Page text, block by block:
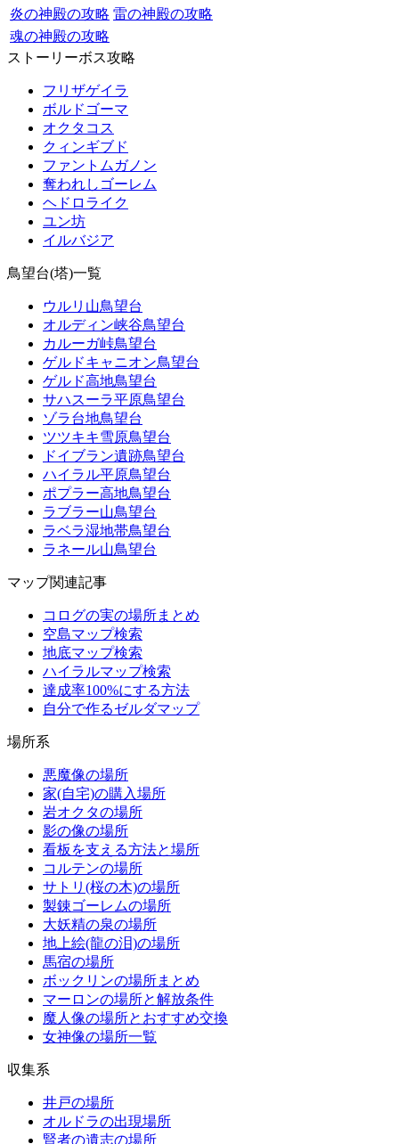
炎の神殿の攻略 雷の神殿の攻略
魂の神殿の攻略
ストーリーボス攻略
フリザゲイラ
ボルドゴーマ
オクタコス
クィンギブド
ファントムガノン
奪われしゴーレム
ヘドロライク
ユン坊
イルバジア
鳥望台(塔)一覧
ウルリ山鳥望台
オルディン峡谷鳥望台
カルーガ峠鳥望台
ゲルドキャニオン鳥望台
ゲルド高地鳥望台
サハスーラ平原鳥望台
ゾラ台地鳥望台
ツツキキ雪原鳥望台
ドイブラン遺跡鳥望台
ハイラル平原鳥望台
ポプラー高地鳥望台
ラブラー山鳥望台
ラベラ湿地帯鳥望台
ラネール山鳥望台
マップ関連記事
コログの実の場所まとめ
空島マップ検索
地底マップ検索
ハイラルマップ検索
達成率100%にする方法
自分で作るゼルダマップ
場所系
悪魔像の場所
家(自宅)の購入場所
岩オクタの場所
影の像の場所
看板を支える方法と場所
コルテンの場所
サトリ(桜の木)の場所
製錬ゴーレムの場所
大妖精の泉の場所
地上絵(龍の泪)の場所
馬宿の場所
ボックリンの場所まとめ
マーロンの場所と解放条件
魔人像の場所とおすすめ交換
女神像の場所一覧
収集系
井戸の場所
オルドラの出現場所
賢者の遺志の場所